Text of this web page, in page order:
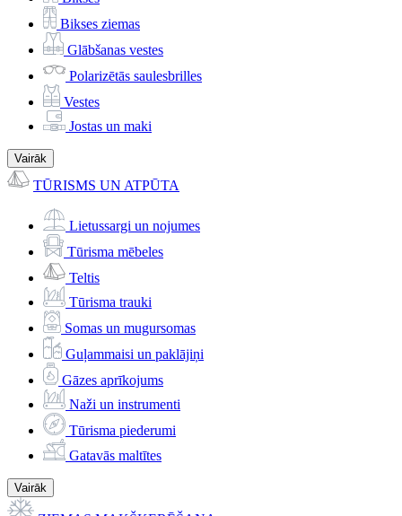
Bikses ziemas
Glābšanas vestes
Polarizētās saulesbrilles
Vestes
Jostas un maki
Vairāk
TŪRISMS UN ATPŪTA
Lietussargi un nojumes
Tūrisma mēbeles
Teltis
Tūrisma trauki
Somas un mugursomas
Guļammaisi un paklājiņi
Gāzes aprīkojums
Naži un instrumenti
Tūrisma piederumi
Gatavās maltītes
Vairāk